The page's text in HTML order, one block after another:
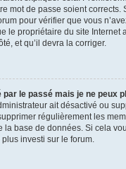
mot de passe soient corrects.
pour vérifier que vous
le propriétaire du site Internet
et qu’il devra la corriger.
le passé mais je ne peux
ait désactivé ou
régulièrement les
la base de données. Si cela
investi sur le forum.